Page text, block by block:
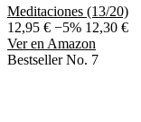
Meditaciones (13/20)
12,95 € −5% 12,30 €
Ver en Amazon
Bestseller No. 7